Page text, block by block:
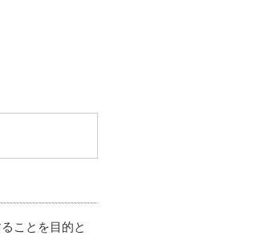
ことを目的と